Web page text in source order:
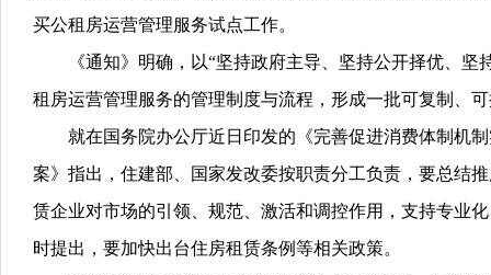
买公租房运营管理服务试点工作。
《通知》明确，以“坚持政府主导、坚持公开择优、坚
租房运营管理服务的管理制度与流程，形成一批可复制、
就在国务院办公厅近日印发的《完善促进消费体制机制
案》指出，住建部、国家发改委按职责分工负责，要总结
赁企业对市场的引领、规范、激活和调控作用，支持专业
时提出，要加快出台住房租赁条例等相关政策。